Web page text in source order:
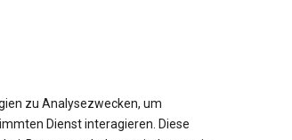
zu Analysezwecken, um
Dienst interagieren. Diese